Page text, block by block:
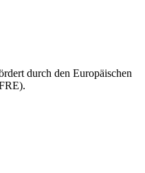
durch den Europäischen